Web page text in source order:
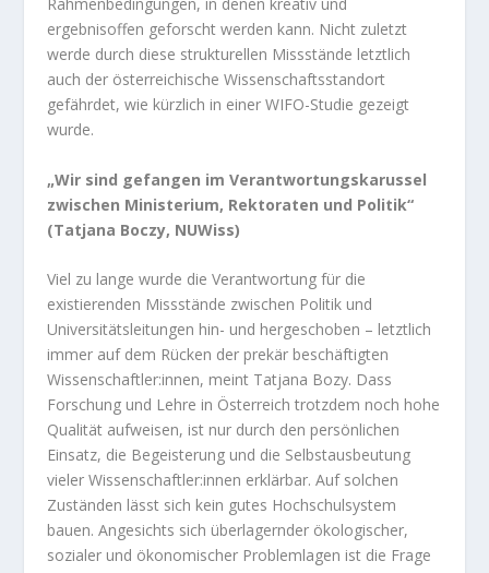
Rahmenbedingungen, in denen kreativ und
ergebnisoffen geforscht werden kann. Nicht zuletzt
werde durch diese strukturellen Missstände letztlich
auch der österreichische Wissenschaftsstandort
gefährdet, wie kürzlich in einer WIFO-Studie gezeigt
wurde.
„Wir sind gefangen im Verantwortungskarussel
zwischen Ministerium, Rektoraten und Politik“
(Tatjana Boczy, NUWiss)
Viel zu lange wurde die Verantwortung für die
existierenden Missstände zwischen Politik und
Universitätsleitungen hin- und hergeschoben – letztlich
immer auf dem Rücken der prekär beschäftigten
Wissenschaftler:innen, meint Tatjana Bozy. Dass
Forschung und Lehre in Österreich trotzdem noch hohe
Qualität aufweisen, ist nur durch den persönlichen
Einsatz, die Begeisterung und die Selbstausbeutung
vieler Wissenschaftler:innen erklärbar. Auf solchen
Zuständen lässt sich kein gutes Hochschulsystem
bauen. Angesichts sich überlagernder ökologischer,
sozialer und ökonomischer Problemlagen ist die Frage